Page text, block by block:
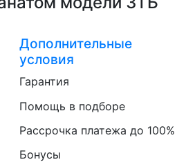
Дополнительные
условия
Гарантия
Помощь в подборе
Рассрочка платежа до 100%
Бонусы